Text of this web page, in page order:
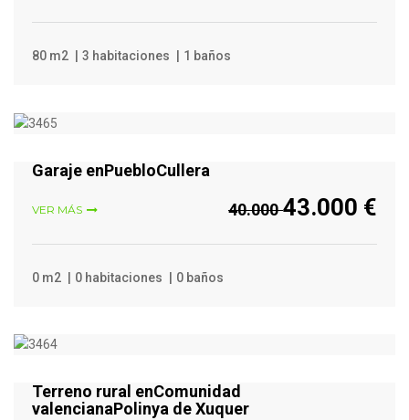
80 m2 3 habitaciones 1 baños
Garaje enPuebloCullera
VER MÁS 40.00043.000 €
0 m2 0 habitaciones 0 baños
Terreno rural enComunidad
valencianaPolinya de Xuquer